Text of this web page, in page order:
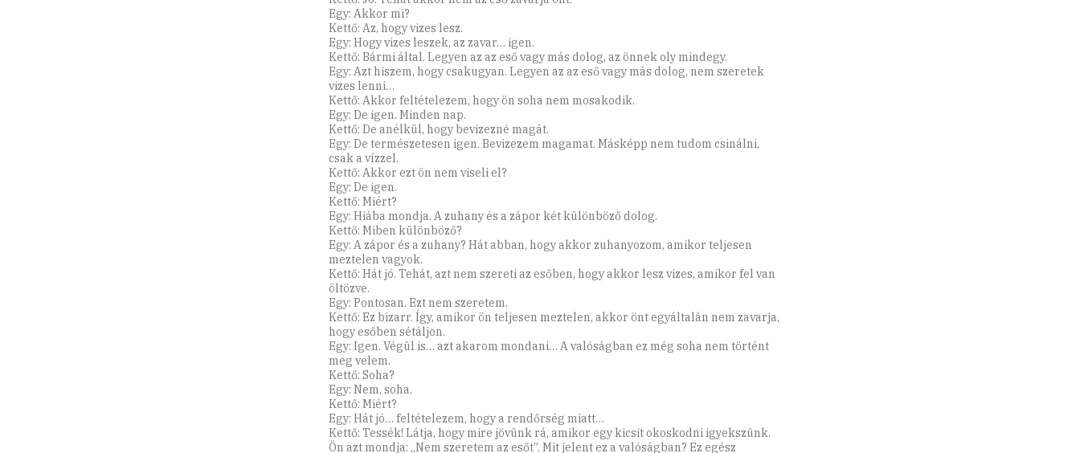
Egy: Akkor mi?
Kettő: Az, hogy vizes lesz.
Egy: Hogy vizes leszek, az zavar… igen.
Kettő: Bármi által. Legyen az az eső vagy más dolog, az önnek oly mindegy.
Egy: Azt hiszem, hogy csakugyan. Legyen az az eső vagy más dolog, nem szeretek
vizes lenni…
Kettő: Akkor feltételezem, hogy ön soha nem mosakodik.
Egy: De igen. Minden nap.
Kettő: De anélkül, hogy bevizezné magát.
Egy: De természetesen igen. Bevizezem magamat. Másképp nem tudom csinálni,
csak a vízzel.
Kettő: Akkor ezt ön nem viseli el?
Egy: De igen.
Kettő: Miért?
Egy: Hiába mondja. A zuhany és a zápor két különböző dolog.
Kettő: Miben különböző?
Egy: A zápor és a zuhany? Hát abban, hogy akkor zuhanyozom, amikor teljesen
meztelen vagyok.
Kettő: Hát jó. Tehát, azt nem szereti az esőben, hogy akkor lesz vizes, amikor fel van
öltözve.
Egy: Pontosan. Ezt nem szeretem.
Kettő: Ez bizarr. Így, amikor ön teljesen meztelen, akkor önt egyáltalán nem zavarja,
hogy esőben sétáljon.
Egy: Igen. Végül is… azt akarom mondani… A valóságban ez még soha nem történt
meg velem.
Kettő: Soha?
Egy: Nem, soha.
Kettő: Miért?
Egy: Hát jó… feltételezem, hogy a rendőrség miatt…
Kettő: Tessék! Látja, hogy mire jövünk rá, amikor egy kicsit okoskodni igyekszünk.
Ön azt mondja: „Nem szeretem az esőt”. Mit jelent ez a valóságban? Ez egész